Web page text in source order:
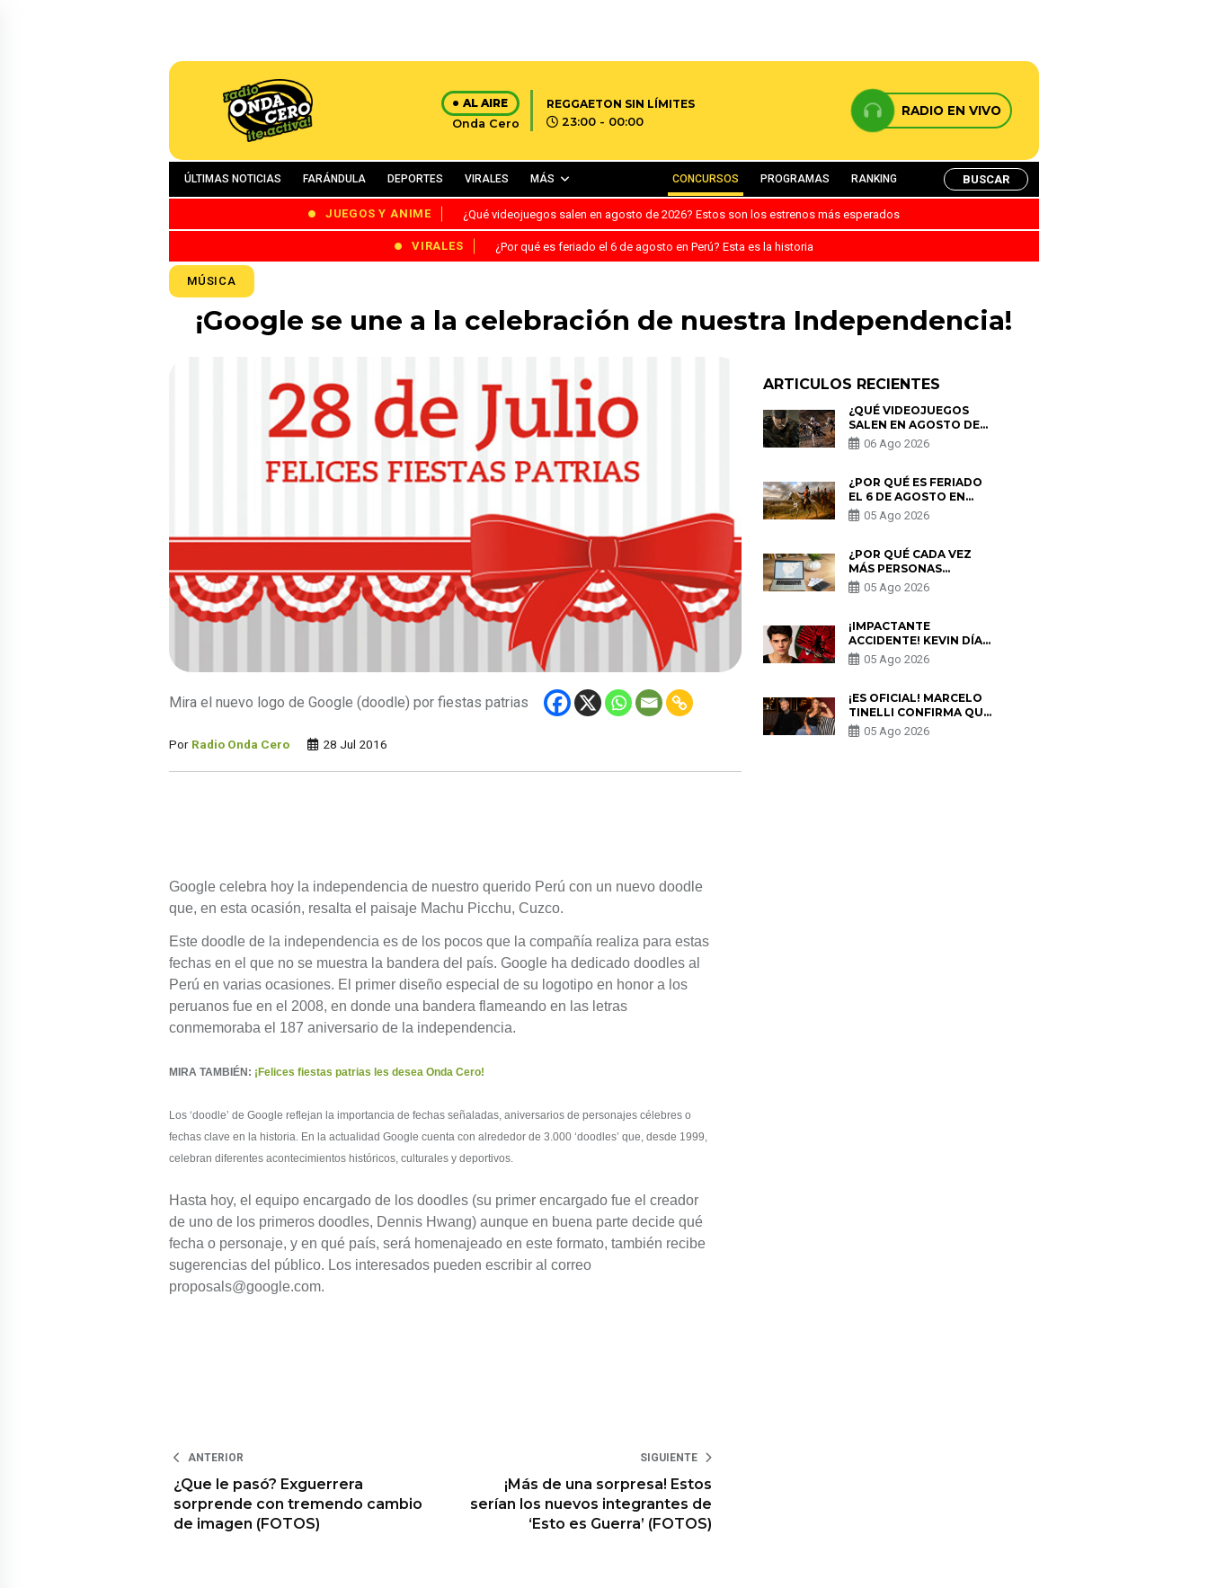
AL AIRE
Onda Cero
REGGAETON SIN LÍMITES
23:00 - 00:00
RADIO EN VIVO
ÚLTIMAS NOTICIAS FARÁNDULA DEPORTES VIRALES MÁS CONCURSOS PROGRAMAS RANKING BUSCAR
JUEGOS Y ANIME ¿Qué videojuegos salen en agosto de 2026? Estos son los estrenos más esperados
VIRALES ¿Por qué es feriado el 6 de agosto en Perú? Esta es la historia
MÚSICA
¡Google se une a la celebración de nuestra Independencia!
Mira el nuevo logo de Google (doodle) por fiestas patrias
Por Radio Onda Cero 28 Jul 2016
Google celebra hoy la independencia de nuestro querido Perú con un nuevo doodle
que, en esta ocasión, resalta el paisaje Machu Picchu, Cuzco.
Este doodle de la independencia es de los pocos que la compañía realiza para estas
fechas en el que no se muestra la bandera del país. Google ha dedicado doodles al
Perú en varias ocasiones. El primer diseño especial de su logotipo en honor a los
peruanos fue en el 2008, en donde una bandera flameando en las letras
conmemoraba el 187 aniversario de la independencia.
MIRA TAMBIÉN: ¡Felices fiestas patrias les desea Onda Cero!
Los ‘doodle’ de Google reflejan la importancia de fechas señaladas, aniversarios de personajes célebres o
fechas clave en la historia. En la actualidad Google cuenta con alrededor de 3.000 ‘doodles’ que, desde 1999,
celebran diferentes acontecimientos históricos, culturales y deportivos.
Hasta hoy, el equipo encargado de los doodles (su primer encargado fue el creador
de uno de los primeros doodles, Dennis Hwang) aunque en buena parte decide qué
fecha o personaje, y en qué país, será homenajeado en este formato, también recibe
sugerencias del público. Los interesados pueden escribir al correo
proposals@google.com.
ANTERIOR
¿Que le pasó? Exguerrera
sorprende con tremendo cambio
de imagen (FOTOS)
SIGUIENTE
¡Más de una sorpresa! Estos
serían los nuevos integrantes de
‘Esto es Guerra’ (FOTOS)
ARTICULOS RECIENTES
¿QUÉ VIDEOJUEGOS
SALEN EN AGOSTO DE
2026? ESTOS SON LOS
ESTRENOS MÁS
06 Ago 2026
¿POR QUÉ ES FERIADO
EL 6 DE AGOSTO EN
PERÚ? ESTA ES LA
HISTORIA
05 Ago 2026
¿POR QUÉ CADA VEZ
MÁS PERSONAS
UTILIZAN UNA VPN
PARA PROTEGER SU
05 Ago 2026
¡IMPACTANTE
ACCIDENTE! KEVIN DÍAZ
CAE DESDE OCHO
METROS EN “ESTO ES
PREOCUPACIÓN
05 Ago 2026
¡ES OFICIAL! MARCELO
TINELLI CONFIRMA QUE
REGRESÓ CON MILETT
FIGUEROA: “EL AMOR
05 Ago 2026